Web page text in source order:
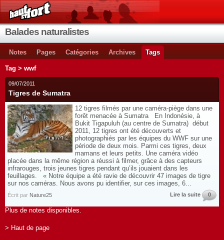
Balades naturalistes
Notes Pages Catégories Archives Tags
Tag > wwf
09/07/2011
Tigres de Sumatra
12 tigres filmés par une caméra-piège dans une
forêt menacée à Sumatra En Indonésie, à
Bukit Tigapuluh (au centre de Sumatra) début
2011, 12 tigres ont été découverts et
photographiés par les équipes du WWF sur une
période de deux mois. Parmi ces tigres, deux
mamans et leurs petits. Une caméra vidéo
placée dans la même région a réussi à filmer, grâce à des capteurs
infrarouges, trois jeunes tigres pendant qu’ils jouaient dans les
feuillages. « Notre équipe a été ravie de découvrir 47 images de tigre
sur nos caméras. Nous avons pu identifier, sur ces images, 6...
Écrit par Nature25 Lire la suite 0
Plus de notes disponibles.
> Haut de page